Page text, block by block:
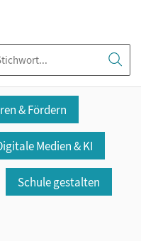
& Fördern
Medien & KI
Schule gestalten